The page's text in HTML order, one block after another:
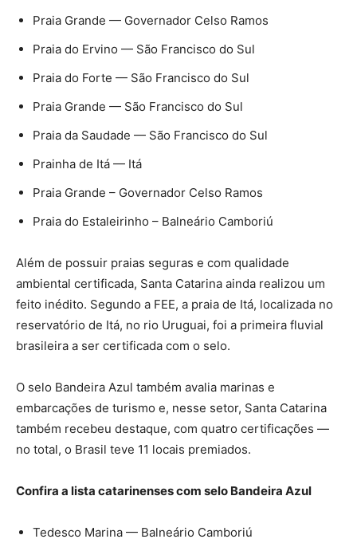
Praia Grande — Governador Celso Ramos
Praia do Ervino — São Francisco do Sul
Praia do Forte — São Francisco do Sul
Praia Grande — São Francisco do Sul
Praia da Saudade — São Francisco do Sul
Prainha de Itá — Itá
Praia Grande – Governador Celso Ramos
Praia do Estaleirinho – Balneário Camboriú
Além de possuir praias seguras e com qualidade
ambiental certificada, Santa Catarina ainda realizou um
feito inédito. Segundo a FEE, a praia de Itá, localizada no
reservatório de Itá, no rio Uruguai, foi a primeira fluvial
brasileira a ser certificada com o selo.
O selo Bandeira Azul também avalia marinas e
embarcações de turismo e, nesse setor, Santa Catarina
também recebeu destaque, com quatro certificações —
no total, o Brasil teve 11 locais premiados.
Confira a lista catarinenses com selo Bandeira Azul
Tedesco Marina — Balneário Camboriú